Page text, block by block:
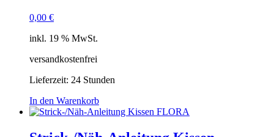
0,00 €
inkl. 19 % MwSt.
versandkostenfrei
Lieferzeit: 24 Stunden
In den Warenkorb